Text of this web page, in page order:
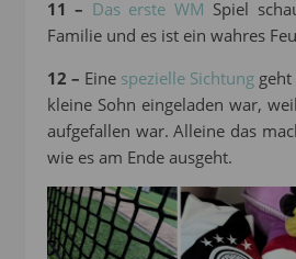
11 – Das erste WM Spiel
Familie und es ist ein wahres
12 – Eine spezielle Sichtung
kleine Sohn eingeladen war,
aufgefallen war. Alleine das
wie es am Ende ausgeht.